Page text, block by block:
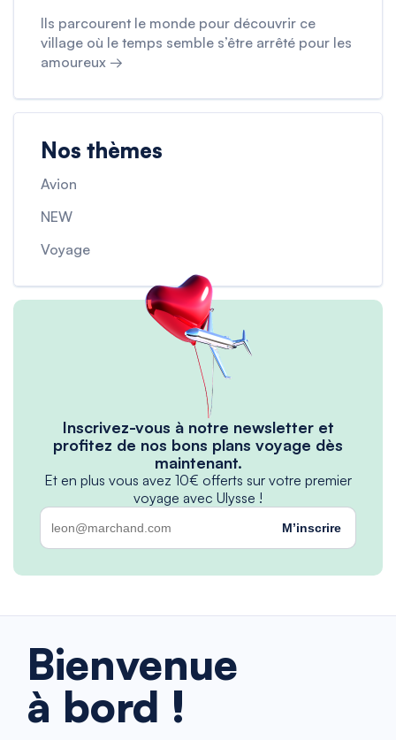
Ils parcourent le monde pour découvrir ce
village où le temps semble s’être arrêté pour les
amoureux →
Nos thèmes
Avion
NEW
Voyage
Inscrivez-vous à notre newsletter et
profitez de nos bons plans voyage dès
maintenant.
Et en plus vous avez 10€ offerts sur votre premier
voyage avec Ulysse !
M’inscrire
Bienvenue
à bord !